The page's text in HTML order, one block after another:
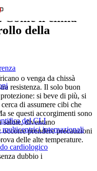
del CLI
internazionali
cardiologico
il clima
della
o venga da chissà
resistenza. Il solo buon
si beve di più, si
di assumere cibi che
se questi accorgimenti sono
salute, diventano
prendere precauzioni
delle alte temperature.
dubbio i